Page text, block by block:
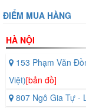
ĐIỂM MUA HÀNG
HÀ NỘI
153 Phạm Văn
Việt)[bản đồ]
807 Ngô Gia Tự -